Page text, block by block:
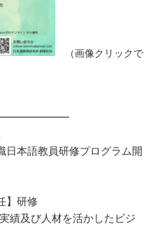
（画像クリックで
本語教員研修プログラム開
】研修
績及び人材を活かしたビジ